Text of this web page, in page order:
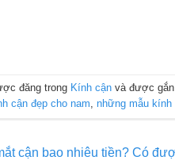
đăng trong Kính cậnvà được gắn
cận đẹp cho nam
những mẫu
cận bao nhiêu tiền? Có